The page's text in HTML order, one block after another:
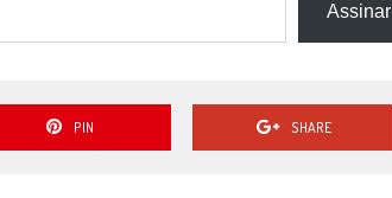
Assinar
PIN SHARE